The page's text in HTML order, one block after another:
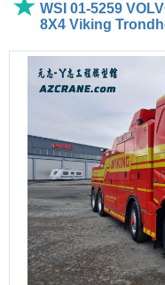
WSI 01-5259
8X4 Viking